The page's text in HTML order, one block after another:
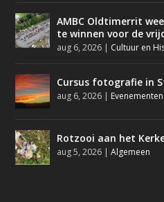
AMBC Oldtimerrit
te winnen voor de
aug 6, 2026 | Cultuur en
Cursus fotografie in
aug 6, 2026 | Evenementen
Rotzooi aan het
aug 5, 2026 |Algemeen